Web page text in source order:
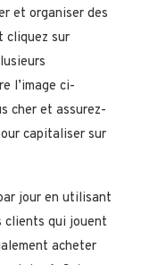
et organiser des
cliquez sur
l’image ci-
cher et assurez-
capitaliser sur
jour en utilisant
clients qui jouent
acheter